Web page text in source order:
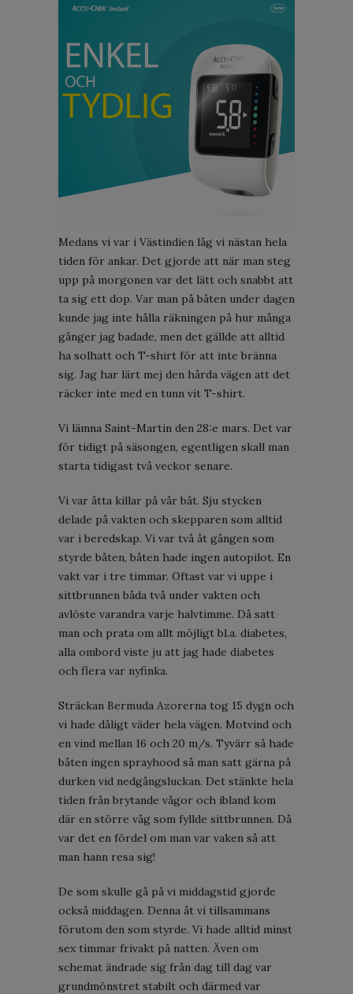
Medans vi var i Västindien låg vi nästan hela
tiden för ankar. Det gjorde att när man steg
upp på morgonen var det lätt och snabbt att
ta sig ett dop. Var man på båten under dagen
kunde jag inte hålla räkningen på hur många
gånger jag badade, men det gällde att alltid
ha solhatt och T-shirt för att inte bränna
sig. Jag har lärt mej den hårda vägen att det
räcker inte med en tunn vit T-shirt.
Vi lämna Saint-Martin den 28:e mars. Det var
för tidigt på säsongen, egentligen skall man
starta tidigast två veckor senare.
Vi var åtta killar på vår båt. Sju stycken
delade på vakten och skepparen som alltid
var i beredskap. Vi var två åt gången som
styrde båten, båten hade ingen autopilot. En
vakt var i tre timmar. Oftast var vi uppe i
sittbrunnen båda två under vakten och
avlöste varandra varje halvtimme. Då satt
man och prata om allt möjligt bl.a. diabetes,
alla ombord viste ju att jag hade diabetes
och flera var nyfinka.
Sträckan Bermuda Azorerna tog 15 dygn och
vi hade dåligt väder hela vägen. Motvind och
en vind mellan 16 och 20 m/s. Tyvärr så hade
båten ingen sprayhood så man satt gärna på
durken vid nedgångsluckan. Det stänkte hela
tiden från brytande vågor och ibland kom
där en större våg som fyllde sittbrunnen. Då
var det en fördel om man var vaken så att
man hann resa sig!
De som skulle gå på vi middagstid gjorde
också middagen. Denna åt vi tillsammans
förutom den som styrde. Vi hade alltid minst
sex timmar frivakt på natten. Även om
schemat ändrade sig från dag till dag var
grundmönstret stabilt och därmed var